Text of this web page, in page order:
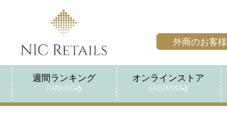
週間ランキング
RANKING
オンラインストア
SHOPPING
外商のお客様